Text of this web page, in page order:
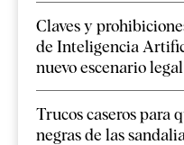
Claves y
de Inteligencia
nuevo escenario
Trucos caseros para
negras de las